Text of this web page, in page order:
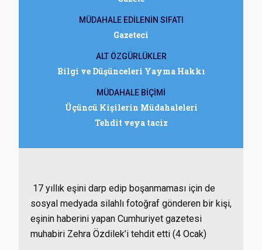
MÜDAHALE EDİLENİN SIFATI
Gazeteci
ALT ÖZGÜRLÜKLER
Bilgi ve Düşünceleri Yayma Hakkı
MÜDAHALE BİÇİMİ
Üçüncü Kişilerin Müdahaleleri
Tehdit veya taciz
17 yıllık eşini darp edip boşanmaması için de
sosyal medyada silahlı fotoğraf gönderen bir kişi,
eşinin haberini yapan Cumhuriyet gazetesi
muhabiri Zehra Özdilek’i tehdit etti (4 Ocak)